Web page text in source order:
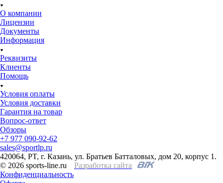
О компании
Лицензии
Документы
Информация
Реквизиты
Клиенты
Помощь
Условия оплаты
Условия доставки
Гарантия на товар
Вопрос-ответ
Обзоры
+7 977 090-92-62
sales@sportlp.ru
420064, PT, г. Казань, ул. Братьев Батталовых, дом 20, корпус 1.
© 2026 sports-line.ru
Разработка сайта
Конфиденциальность